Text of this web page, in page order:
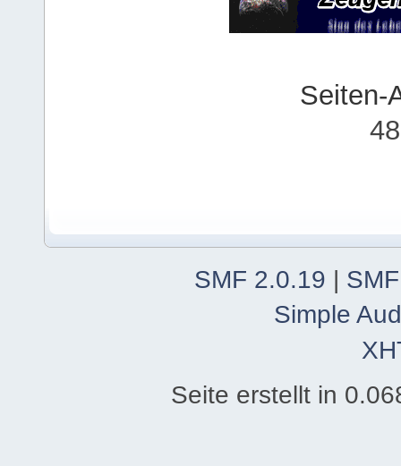
Seiten-
SMF 2.0.19 |
Simple
Seite erstellt in